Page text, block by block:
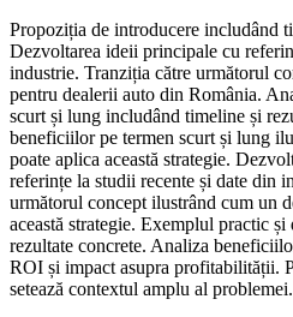
Propoziția de introducere includând
Dezvoltarea ideii principale cu
industrie. Tranziția către următorul
pentru dealerii auto din România.
scurt și lung includând timeline și
beneficiilor pe termen scurt și lung
poate aplica această strategie.
referințe la studii recente și date din
următorul concept ilustrând cum un
această strategie. Exemplul practic
rezultate concrete. Analiza
ROI și impact asupra profitabilității.
setează contextul amplu al problemei.